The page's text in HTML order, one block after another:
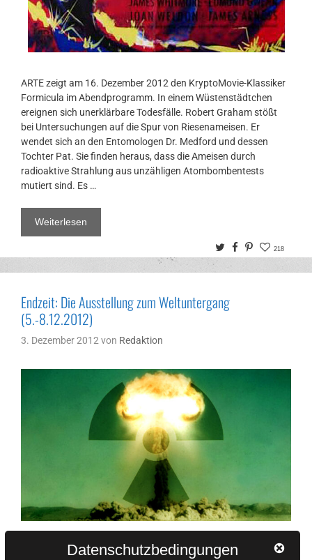
ARTE zeigt am 16. Dezember 2012 den KryptoMovie-Klassiker
Formicula im Abendprogramm. In einem Wüstenstädtchen
ereignen sich unerklärbare Todesfälle. Robert Graham stößt
bei Untersuchungen auf die Spur von Riesenameisen. Er
wendet sich an den Entomologen Dr. Medford und dessen
Tochter Pat. Sie finden heraus, dass die Ameisen durch
radioaktive Strahlung aus unzähligen Atombombentests
mutiert sind. Es …
Weiterlesen
TwitterFacebook
Pinterest
218
Endzeit: Die Ausstellung zum Weltuntergang
(5.-8.12.2012)
3. Dezember 2012 von Redaktion
Extreme Naturkatastrophen, Atomkriege, schwarze Löcher,
Datenschutzbedingungen